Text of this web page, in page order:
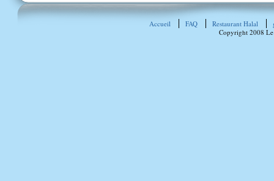
Accueil FAQ Restaurant Halal
Copyright 2008